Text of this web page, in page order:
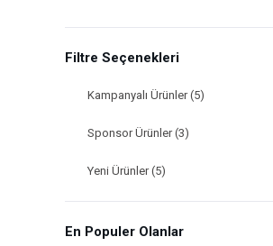
BOSCH AKSESUAR (1)
Filtre Seçenekleri
Kampanyalı Ürünler (5)
Sponsor Ürünler (3)
Yeni Ürünler (5)
En Populer Olanlar